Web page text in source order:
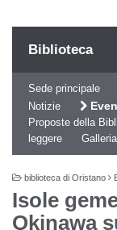
Biblioteca
Sede principale
Notizie
Proposte della
leggere
biblioteca di Oristano
Isole
Okinawa